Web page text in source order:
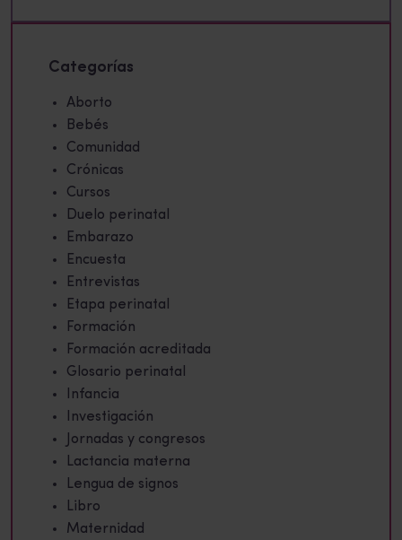
Categorías
Aborto
Bebés
Comunidad
Crónicas
Cursos
Duelo perinatal
Embarazo
Encuesta
Entrevistas
Etapa perinatal
Formación
Formación acreditada
Glosario perinatal
Infancia
Investigación
Jornadas y congresos
Lactancia materna
Lengua de signos
Libro
Maternidad